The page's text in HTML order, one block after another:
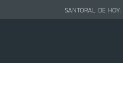
SANTORAL DE HOY: